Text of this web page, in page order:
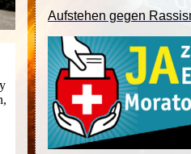
Aufstehen gegen